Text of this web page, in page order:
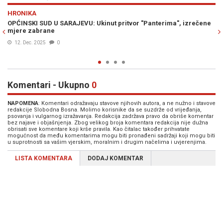
HRONIKA
SUD IM UKINUO PRITVOR: Napadači na "Pantere" pušteni na
slobodu
29. Sep. 2025
Komentari - Ukupno 0
NAPOMENA: Komentari odražavaju stavove njihovih autora, a ne nužno i stavove
redakcije Slobodna Bosna. Molimo korisnike da se suzdrže od vrijeđanja,
psovanja i vulgarnog izražavanja. Redakcija zadržava pravo da obriše komentar
bez najave i objašnjenja. Zbog velikog broja komentara redakcija nije dužna
obrisati sve komentare koji krše pravila. Kao čitalac također prihvatate
mogućnost da među komentarima mogu biti pronađeni sadržaji koji mogu biti
u suprotnosti sa vašim vjerskim, moralnim i drugim načelima i uvjerenjima.
LISTA KOMENTARA DODAJ KOMENTAR